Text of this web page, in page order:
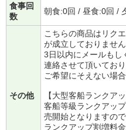
食事回
数
朝食:0回 / 昼食:0回 /
その他
こちらの商品はリク
が成立しておりません
3日以内にメールもし
連絡させて頂いており
ご希望にそえない場
【大型客船ランクア
客船等級ランクアッ
売開始となりますので
ランクアップ割増料